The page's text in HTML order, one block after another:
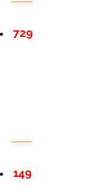
729
149